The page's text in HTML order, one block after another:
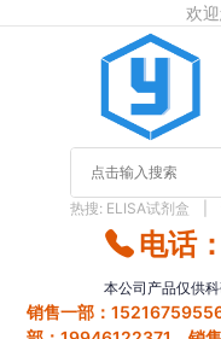
欢
热搜: ELISA试剂盒
电话
本公司产品仅供
销售一部：